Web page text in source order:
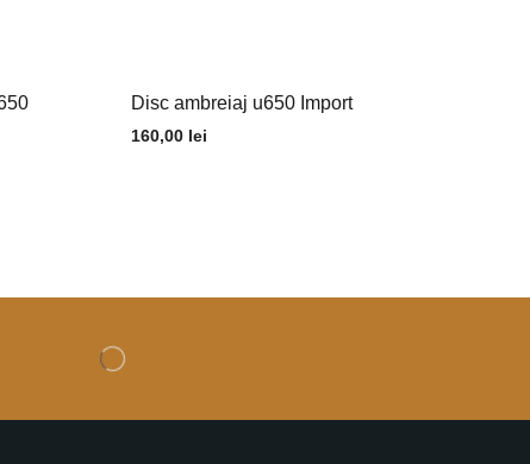
Disc ambreiaj u650 Import
160,00 lei